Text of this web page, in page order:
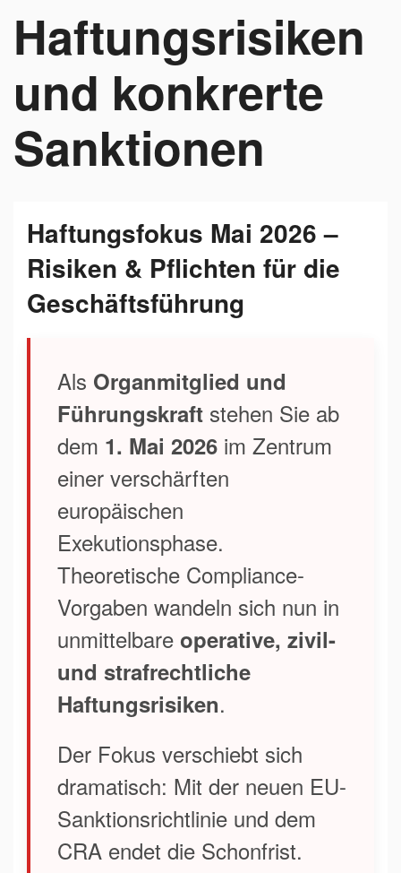
Haftungsrisiken
und konkrerte
Sanktionen
Haftungsfokus Mai 2026 –
Risiken & Pflichten für die
Geschäftsführung
Als Organmitglied und
Führungskraft stehen Sie ab
dem 1. Mai 2026 im Zentrum
einer verschärften
europäischen
Exekutionsphase.
Theoretische Compliance-
Vorgaben wandeln sich nun in
unmittelbare operative, zivil-
und strafrechtliche
Haftungsrisiken.
Der Fokus verschiebt sich
dramatisch: Mit der neuen EU-
Sanktionsrichtlinie und dem
CRA endet die Schonfrist.